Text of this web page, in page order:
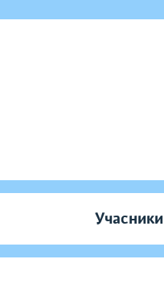
Учасники